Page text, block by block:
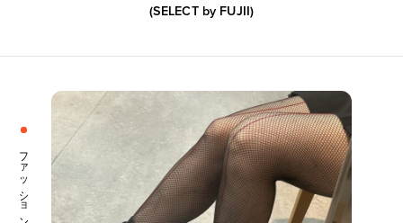
(SELECT by FUJII)
ファッション小物